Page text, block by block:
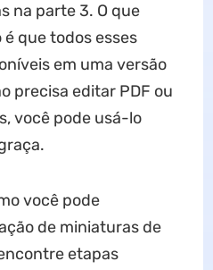
na parte 3. O que
que todos esses
em uma versão
precisa editar PDF ou
você pode usá-lo
você pode
de miniaturas de
etapas